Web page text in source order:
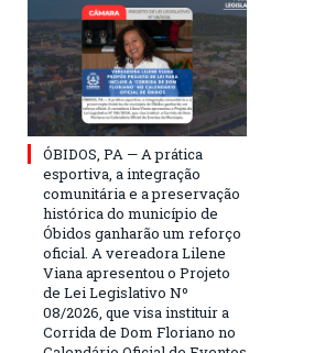
ÓBIDOS, PA — A prática
esportiva, a integração
comunitária e a preservação
histórica do município de
Óbidos ganharão um reforço
oficial. A vereadora Lilene
Viana apresentou o Projeto
de Lei Legislativo Nº
08/2026, que visa instituir a
Corrida de Dom Floriano no